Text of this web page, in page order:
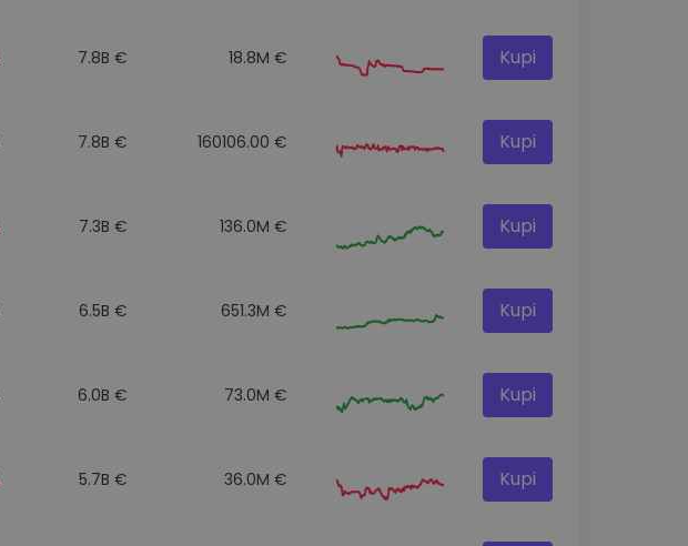
7.8B € 18.8M € Kupi
7.8B € 160106.00 € Kupi
7.3B € 136.0M € Kupi
6.5B € 651.3M € Kupi
6.0B € 73.0M € Kupi
5.7B € 36.0M € Kupi